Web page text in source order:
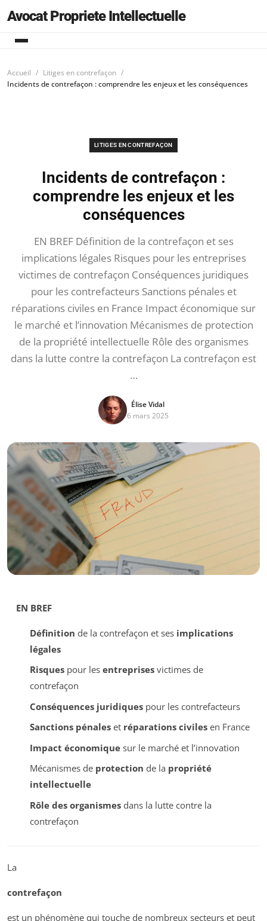
Avocat Propriete Intellectuelle
Accueil
Litiges en contrefaçon
Incidents de contrefaçon : comprendre les enjeux et les conséquences
LITIGES EN CONTREFAÇON
Incidents de contrefaçon :
comprendre les enjeux et les
conséquences
EN BREF Définition de la contrefaçon et ses
implications légales Risques pour les entreprises
victimes de contrefaçon Conséquences juridiques
pour les contrefacteurs Sanctions pénales et
réparations civiles en France Impact économique sur
le marché et l’innovation Mécanismes de protection
de la propriété intellectuelle Rôle des organismes
dans la lutte contre la contrefaçon La contrefaçon est
…
Élise Vidal
6 mars 2025
EN BREF
Définition de la contrefaçon et ses implications
légales
Risquespour les entreprisesvictimes de
contrefaçon
Conséquences juridiquespour les contrefacteurs
Sanctions pénaleset réparations civilesen France
Impact économiquesur le marché et l’innovation
Mécanismes de protection de la propriété
intellectuelle
Rôle des organismesdans la lutte contre la
contrefaçon
La
contrefaçon
est un phénomène qui touche de nombreux secteurs et peut